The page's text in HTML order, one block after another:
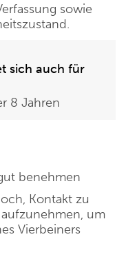
sowie
sich auch für
8 Jahren
benehmen
Kontakt zu
um
Vierbeiners